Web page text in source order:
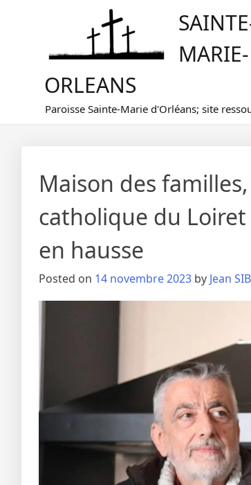
MARIE-
ORLEANS
Paroisse Sainte-Marie d'Orléans; site
Maison des
catholique du
en hausse
Posted on 14 novembre 2023 by Jean